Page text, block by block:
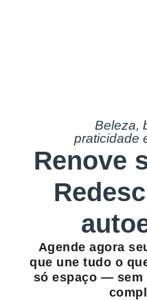
Beleza,
praticidade
Renove
Agende agora
que une tudo o
só espaço — sem